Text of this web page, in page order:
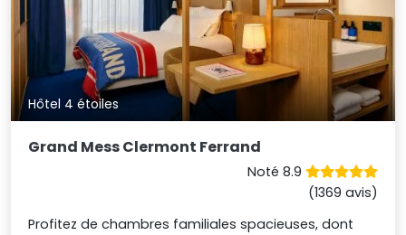
Hôtel 4 étoiles
Grand Mess Clermont Ferrand
Noté 8.9
(1369 avis)
Profitez de chambres familiales spacieuses, dont